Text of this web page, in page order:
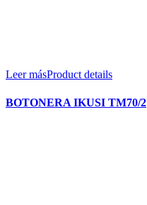
Leer másProduct details
BOTONERA IKUSI TM70/2